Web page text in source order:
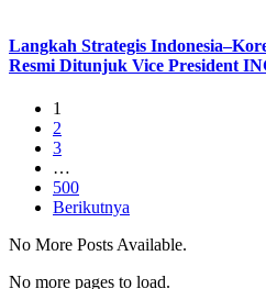
Langkah Strategis
Resmi Ditunjuk Vice President
1
2
3
…
500
Berikutnya
No More Posts Available.
No more pages to load.